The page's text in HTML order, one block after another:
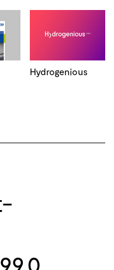
Hydrogenious
0